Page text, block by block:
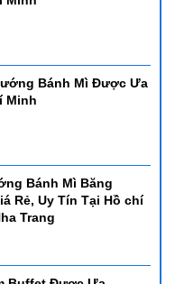
Hàng, Khách Sạn Uy
Bánh Mì Được Ưa
Minh
Bánh Mì Băng
Rẻ, Uy Tín Tại Hồ chí
Trang